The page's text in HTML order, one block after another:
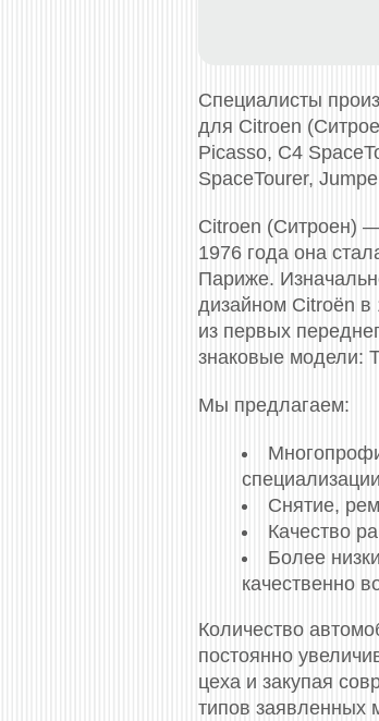
Специалисты
для Citroen
Picasso, C4
SpaceTourer,
Citroen (Ситроен)
1976 года она
Париже.
дизайном Citroën
из первых
знаковые модели:
Мы предлагаем:
Снятие,
Качество
Более
качественно
Количество
постоянно
цеха и закупая
типов заявленных